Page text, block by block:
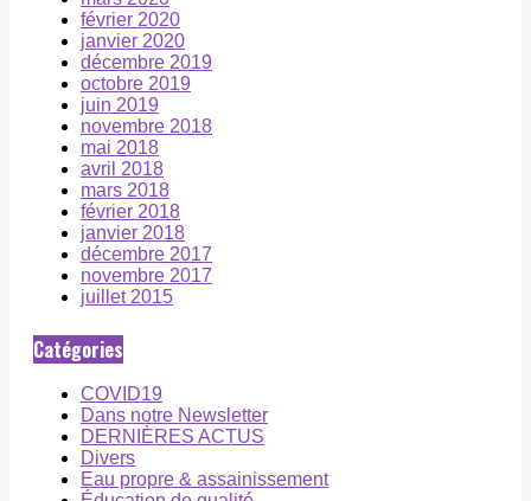
février 2020
janvier 2020
décembre 2019
octobre 2019
juin 2019
novembre 2018
mai 2018
avril 2018
mars 2018
février 2018
janvier 2018
décembre 2017
novembre 2017
juillet 2015
Catégories
COVID19
Dans notre Newsletter
DERNIÈRES ACTUS
Divers
Eau propre & assainissement